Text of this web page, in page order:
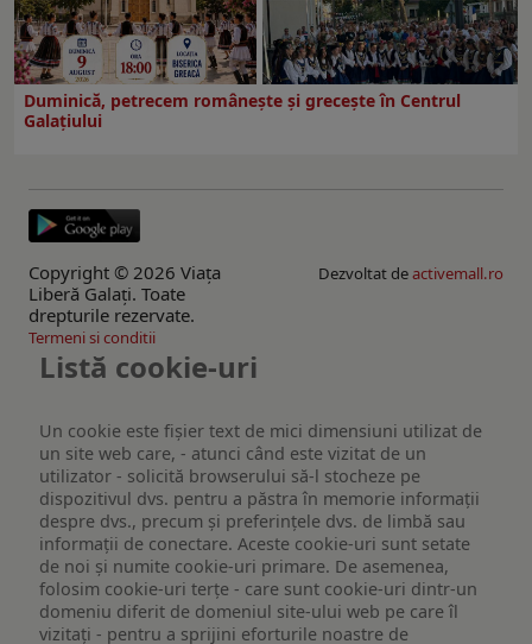
Duminică, petrecem româneşte şi greceşte în Centrul
Galaţiului
Copyright © 2026 Viaţa
Liberă Galaţi. Toate
drepturile rezervate.
Dezvoltat deactivemall.ro
Termeni si conditii
Listă cookie-uri
Un cookie este fişier text de mici dimensiuni utilizat de
un site web care, - atunci când este vizitat de un
utilizator - solicită browserului să-l stocheze pe
dispozitivul dvs. pentru a păstra în memorie informații
despre dvs., precum și preferințele dvs. de limbă sau
informații de conectare. Aceste cookie-uri sunt setate
de noi și numite cookie-uri primare. De asemenea,
folosim cookie-uri terțe - care sunt cookie-uri dintr-un
domeniu diferit de domeniul site-ului web pe care îl
vizitați - pentru a sprijini eforturile noastre de